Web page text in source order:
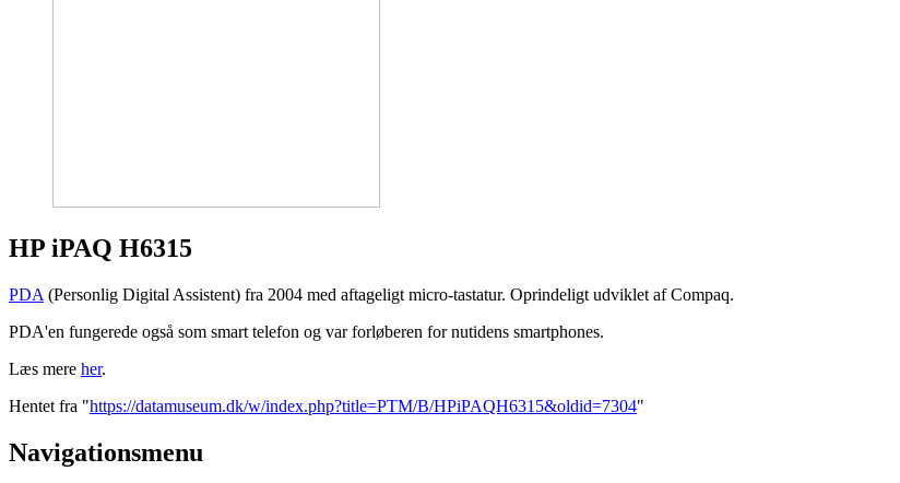
HP iPAQ H6315
PDA (Personlig Digital Assistent) fra 2004 med aftageligt micro-tastatur. Oprindeligt udviklet af Compaq.
PDA'en fungerede også som smart telefon og var forløberen for nutidens smartphones.
Læs mere her.
Hentet fra "https://datamuseum.dk/w/index.php?title=PTM/B/HPiPAQH6315&oldid=7304"
Navigationsmenu